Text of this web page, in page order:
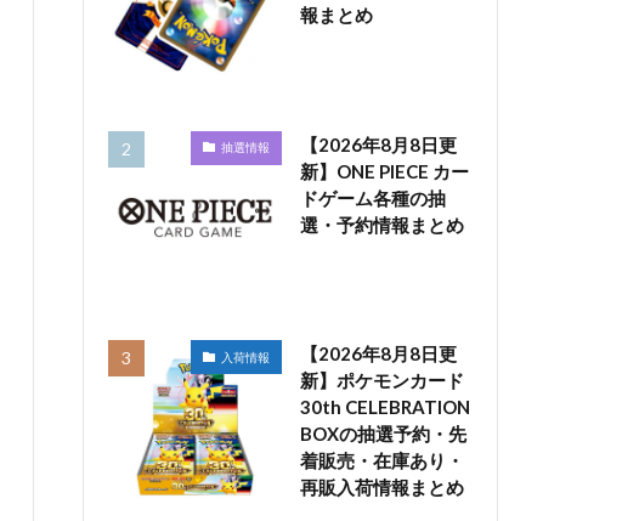
報まとめ
抽選情報
【2026年8月8日更
新】ONE PIECE カー
ドゲーム各種の抽
選・予約情報まとめ
入荷情報
【2026年8月8日更
新】ポケモンカード
30th CELEBRATION
BOXの抽選予約・先
着販売・在庫あり・
再販入荷情報まとめ